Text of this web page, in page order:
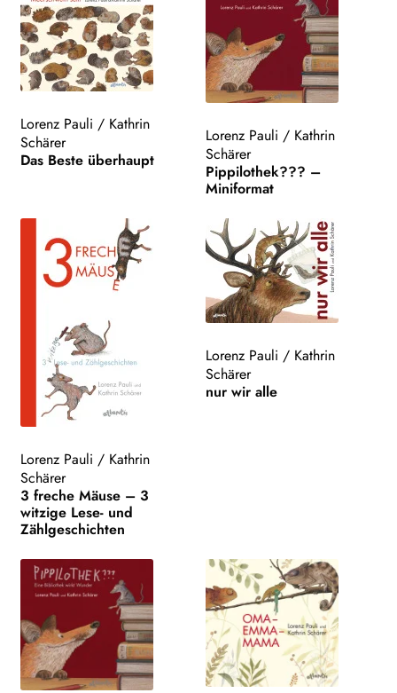
Lorenz Pauli / Kathrin
Schärer
Das Beste überhaupt
Lorenz Pauli / Kathrin
Schärer
Pippilothek??? –
Miniformat
Lorenz Pauli / Kathrin
Schärer
3 freche Mäuse – 3
witzige Lese- und
Zählgeschichten
Lorenz Pauli / Kathrin
Schärer
nur wir alle